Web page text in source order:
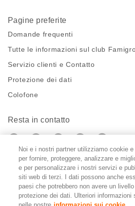
Pagine preferite
Domande frequenti
Tutte le informazioni sul club
Servizio clienti e Contatto
Protezione dei dati
Colofone
Resta in contatto
https://twitter.com/
https://Pinterest
Impostazioni cookie
FR IT
Noi e i nostri partner utilizziamo cookie
per fornire, proteggere, analizzare e
e per personalizzare i nostri servizi e
siti web di terzi. I dati possono anche
paesi che potrebbero non avere un
protezione dei dati. Ulteriori informazioni